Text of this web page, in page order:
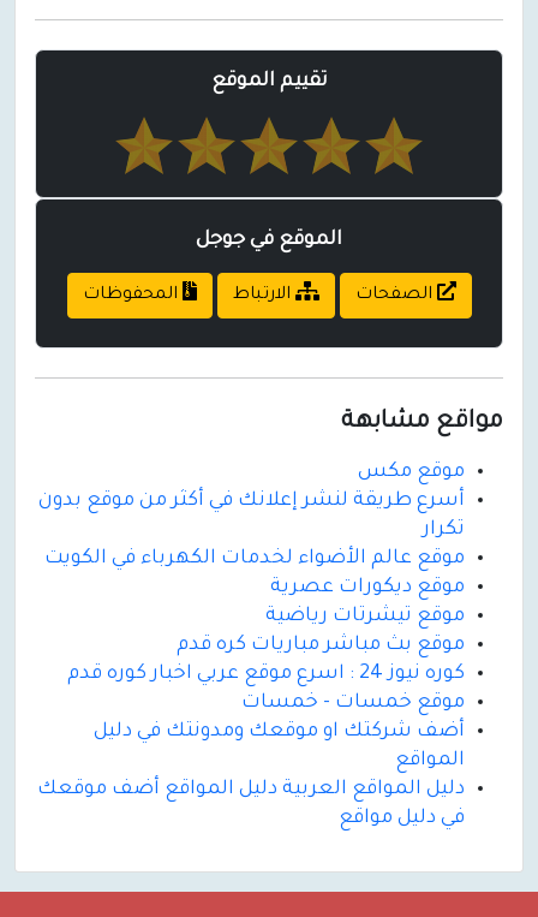
تقييم الموقع
الموقع في جوجل
الصفحات الارتباط المحفوظات
مواقع مشابهة
موقع مكس
أسرع طريقة لنشر إعلانك في أكثر من موقع بدون
تكرار
موقع عالم الأضواء لخدمات الكهرباء في الكويت
موقع ديكورات عصرية
موقع تيشرتات رياضية
موقع بث مباشر مباريات كره قدم
كوره نيوز 24 : اسرع موقع عربي اخبار كوره قدم
موقع خمسات - خمسات
أضف شركتك او موقعك ومدونتك في دليل
المواقع
دليل المواقع العربية دليل المواقع أضف موقعك
في دليل مواقع